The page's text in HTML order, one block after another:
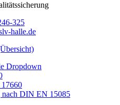
325
halle.de
Dropdown
nach DIN EN 15085